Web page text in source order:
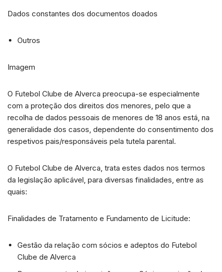
Dados constantes dos documentos doados
Outros
Imagem
O Futebol Clube de Alverca preocupa-se especialmente
com a proteção dos direitos dos menores, pelo que a
recolha de dados pessoais de menores de 18 anos está, na
generalidade dos casos, dependente do consentimento dos
respetivos pais/responsáveis pela tutela parental.
O Futebol Clube de Alverca, trata estes dados nos termos
da legislação aplicável, para diversas finalidades, entre as
quais:
Finalidades de Tratamento e Fundamento de Licitude:
Gestão da relação com sócios e adeptos do Futebol
Clube de Alverca